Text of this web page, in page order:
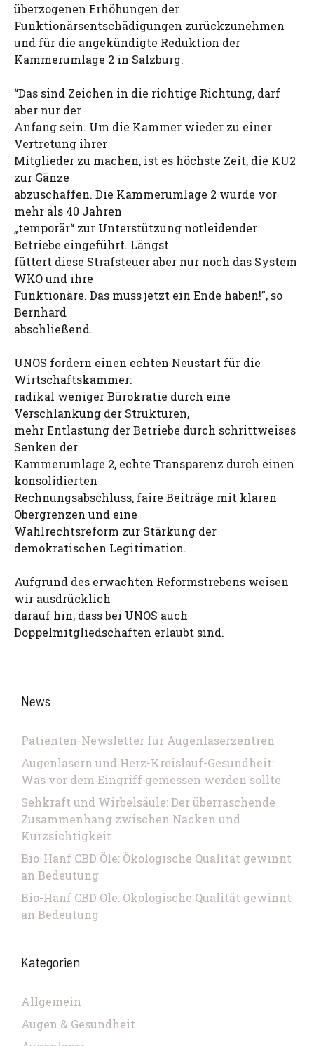
überzogenen Erhöhungen der
Funktionärsentschädigungen zurückzunehmen
und für die angekündigte Reduktion der
Kammerumlage 2 in Salzburg.
“Das sind Zeichen in die richtige Richtung, darf
aber nur der
Anfang sein. Um die Kammer wieder zu einer
Vertretung ihrer
Mitglieder zu machen, ist es höchste Zeit, die KU2
zur Gänze
abzuschaffen. Die Kammerumlage 2 wurde vor
mehr als 40 Jahren
„temporär“ zur Unterstützung notleidender
Betriebe eingeführt. Längst
füttert diese Strafsteuer aber nur noch das System
WKO und ihre
Funktionäre. Das muss jetzt ein Ende haben!”, so
Bernhard
abschließend.
UNOS fordern einen echten Neustart für die
Wirtschaftskammer:
radikal weniger Bürokratie durch eine
Verschlankung der Strukturen,
mehr Entlastung der Betriebe durch schrittweises
Senken der
Kammerumlage 2, echte Transparenz durch einen
konsolidierten
Rechnungsabschluss, faire Beiträge mit klaren
Obergrenzen und eine
Wahlrechtsreform zur Stärkung der
demokratischen Legitimation.
Aufgrund des erwachten Reformstrebens weisen
wir ausdrücklich
darauf hin, dass bei UNOS auch
Doppelmitgliedschaften erlaubt sind.
News
Patienten-Newsletter für Augenlaserzentren
Augenlasern und Herz-Kreislauf-Gesundheit:
Was vor dem Eingriff gemessen werden sollte
Sehkraft und Wirbelsäule: Der überraschende
Zusammenhang zwischen Nacken und
Kurzsichtigkeit
Bio-Hanf CBD Öle: Ökologische Qualität gewinnt
an Bedeutung
Bio-Hanf CBD Öle: Ökologische Qualität gewinnt
an Bedeutung
Kategorien
Allgemein
Augen & Gesundheit